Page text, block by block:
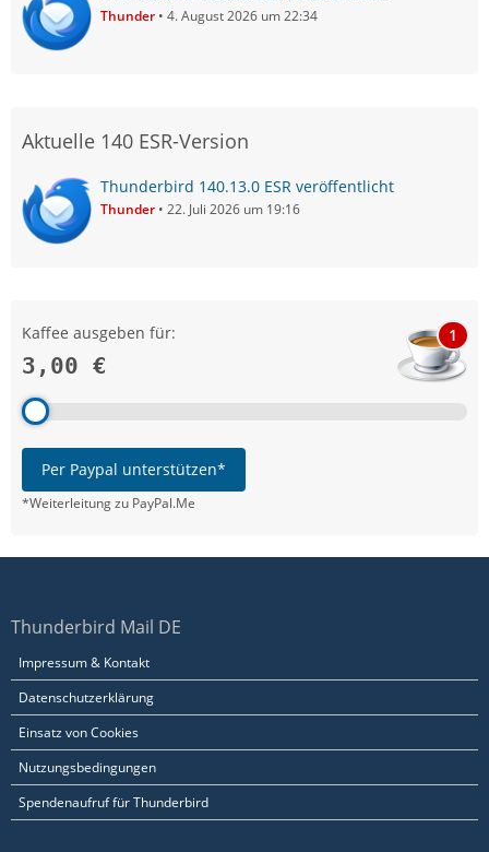
Thunder 4. August 2026 um 22:34
Aktuelle 140 ESR-Version
Thunderbird 140.13.0 ESR veröffentlicht
Thunder 22. Juli 2026 um 19:16
Kaffee ausgeben für:
3,00 €
1
Per Paypal unterstützen*
*Weiterleitung zu PayPal.Me
Thunderbird Mail DE
Impressum & Kontakt
Datenschutzerklärung
Einsatz von Cookies
Nutzungsbedingungen
Spendenaufruf für Thunderbird